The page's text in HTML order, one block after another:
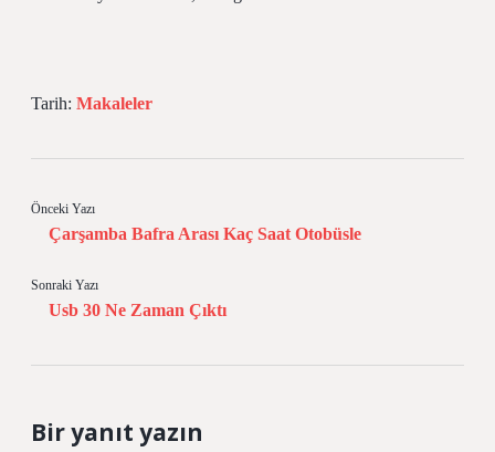
Tarih: Makaleler
Önceki Yazı
Çarşamba Bafra Arası Kaç Saat Otobüsle
Sonraki Yazı
Usb 30 Ne Zaman Çıktı
Bir yanıt yazın